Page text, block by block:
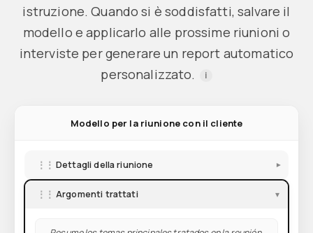
istruzione. Quando si è soddisfatti, salvare il
modello e applicarlo alle prossime riunioni o
interviste per generare un report automatico
personalizzato.
i
Modello per la riunione con il cliente
⋮⋮ Dettagli della riunione ▾
⋮⋮ Argomenti trattati ▾